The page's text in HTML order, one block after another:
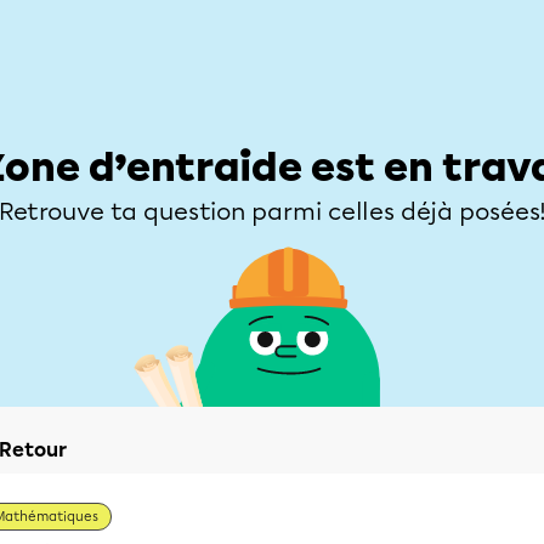
d’entraide est en
Retrouve ta question parmi celles déjà posées!
Retour